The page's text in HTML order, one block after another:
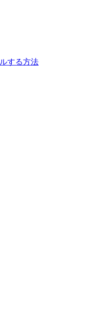
する方法